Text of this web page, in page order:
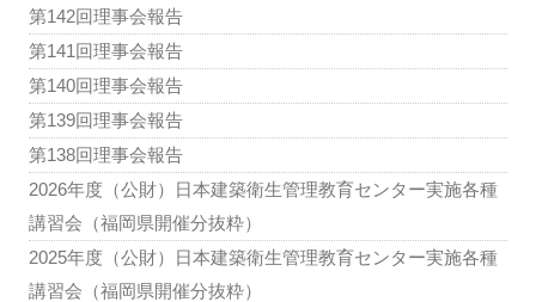
第142回理事会報告
第141回理事会報告
第140回理事会報告
第139回理事会報告
第138回理事会報告
2026年度（公財）日本建築衛生管理教育センター実施各種
講習会（福岡県開催分抜粋）
2025年度（公財）日本建築衛生管理教育センター実施各種
講習会（福岡県開催分抜粋）